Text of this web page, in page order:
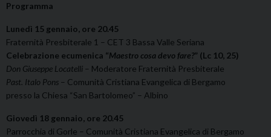
Programma
Lunedì 15 gennaio, ore 20.45
Fraternità Presbiterale 1 – CET 3 Bassa Valle Seriana
Celebrazione ecumenica “Maestro cosa devo fare?” (Lc 10, 25)
Don Giuseppe Locatelli – Moderatore Fraternità Presbiterale
Past. Italo Pons – Comunità Cristiana Evangelica di Bergamo
presso la Chiesa “San Bartolomeo” – Albino
Giovedì 18 gennaio, ore 20.45
Parrocchia di Gorle – Comunità Cristiana Evangelica di Bergamo